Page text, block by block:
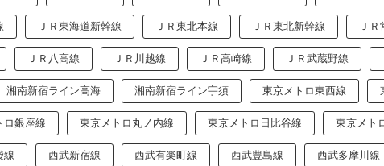
ＪＲ東海道新幹線 ＪＲ東北本線 ＪＲ東北新幹線 Ｊ
ＪＲ八高線 ＪＲ川越線 ＪＲ高崎線 ＪＲ武蔵野線
湘南新宿ライン高海 湘南新宿ライン宇須 東京メトロ東西線
ロ銀座線 東京メトロ丸ノ内線 東京メトロ日比谷線 東京メト
線 西武新宿線 西武有楽町線 西武豊島線 西武多摩川線